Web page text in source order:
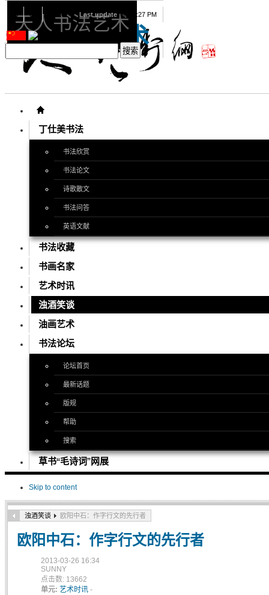
天人书法艺术
丁仕美书法
书法欣赏
书法论文
诗歌散文
书法问答
英语文献
书法收藏
书画名家
艺术时讯
浊酒笑谈
油画艺术
书法论坛
论坛首页
最新话题
版规
帮助
搜索
草书“毛诗词”网展
Skip to content
08 09 2026 Last update 08:15:27 PM
浊酒笑谈 欧阳中石：作字行文的先行者
欧阳中石：作字行文的先行者
2013-03-26 16:34
SUNNY
点击数: 13662
单元: 艺术时讯 -
天人书法艺术